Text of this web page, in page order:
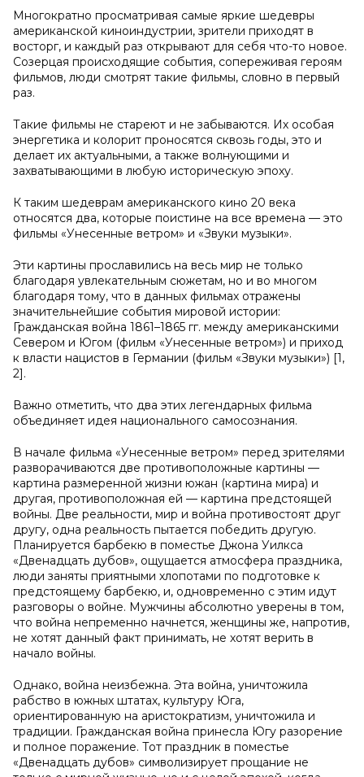
Многократно просматривая самые яркие шедевры
американской киноиндустрии, зрители приходят в
восторг, и каждый раз открывают для себя что-то новое.
Созерцая происходящие события, сопереживая героям
фильмов, люди смотрят такие фильмы, словно в первый
раз.
Такие фильмы не стареют и не забываются. Их особая
энергетика и колорит проносятся сквозь годы, это и
делает их актуальными, а также волнующими и
захватывающими в любую историческую эпоху.
К таким шедеврам американского кино 20 века
относятся два, которые поистине на все времена — это
фильмы «Унесенные ветром» и «Звуки музыки».
Эти картины прославились на весь мир не только
благодаря увлекательным сюжетам, но и во многом
благодаря тому, что в данных фильмах отражены
значительнейшие события мировой истории:
Гражданская война 1861–1865 гг. между американскими
Севером и Югом (фильм «Унесенные ветром») и приход
к власти нацистов в Германии (фильм «Звуки музыки») [1,
2].
Важно отметить, что два этих легендарных фильма
объединяет идея национального самосознания.
В начале фильма «Унесенные ветром» перед зрителями
разворачиваются две противоположные картины —
картина размеренной жизни южан (картина мира) и
другая, противоположная ей — картина предстоящей
войны. Две реальности, мир и война противостоят друг
другу, одна реальность пытается победить другую.
Планируется барбекю в поместье Джона Уилкса
«Двенадцать дубов», ощущается атмосфера праздника,
люди заняты приятными хлопотами по подготовке к
предстоящему барбекю, и, одновременно с этим идут
разговоры о войне. Мужчины абсолютно уверены в том,
что война непременно начнется, женщины же, напротив,
не хотят данный факт принимать, не хотят верить в
начало войны.
Однако, война неизбежна. Эта война, уничтожила
рабство в южных штатах, культуру Юга,
ориентированную на аристократизм, уничтожила и
традиции. Гражданская война принесла Югу разорение
и полное поражение. Тот праздник в поместье
«Двенадцать дубов» символизирует прощание не